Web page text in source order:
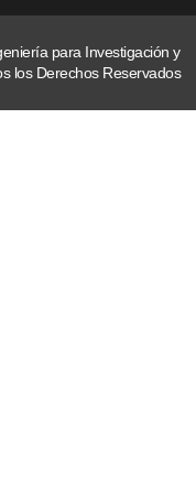
para Investigación y
los Derechos Reservados